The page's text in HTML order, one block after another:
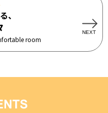
、
room